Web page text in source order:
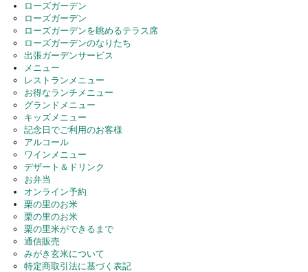
ローズガーデン
ローズガーデン
ローズガーデンを眺めるテラス席
ローズガーデンのなりたち
出張ガーデンサービス
メニュー
レストランメニュー
お得なランチメニュー
グランドメニュー
キッズメニュー
記念日でご利用のお客様
アルコール
ワインメニュー
デザート＆ドリンク
お弁当
オンライン予約
栗の里のお米
栗の里のお米
栗の里米ができるまで
通信販売
みがき玄米について
特定商取引法に基づく表記